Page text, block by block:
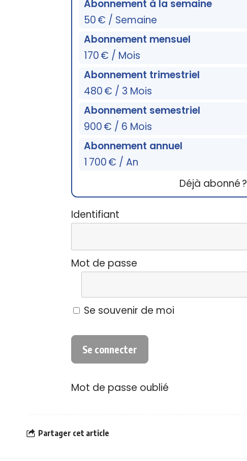
Abonnement à la semaine
50 € / Semaine
Abonnement mensuel
170 € / Mois
Abonnement trimestriel
480 € / 3 Mois
Abonnement semestriel
900 € / 6 Mois
Abonnement annuel
1 700 € / An
Déjà abonné ?
Identifiant
Mot de passe
Se souvenir de moi
Mot de passe oublié
Partager cet article